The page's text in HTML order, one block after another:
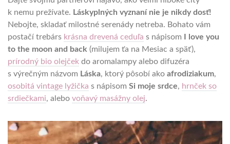
k nemu prežívate. Láskyplných vyznaní nie je nikdy dosť!
Nebojte, skladať milostné serenády netreba. Bohato vám
postačí trebárs krásna drevená ceduľa s nápisom I love you
to the moon and back (milujem ťa na Mesiac a späť),
prírodný bio olejček do aromalampy alebo difuzéra
s výrečným názvom Láska, ktorý pôsobí ako afrodiziakum,
osobitá vintage lyžička s nápisom Si moje srdce, hrnček so
srdiečkami, alebo voňavý masážny olej.